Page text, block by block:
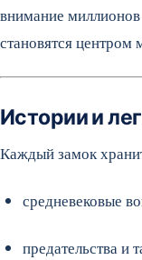
внимание
становятся центром
Истории и
Каждый замок
средневековые
предательства и